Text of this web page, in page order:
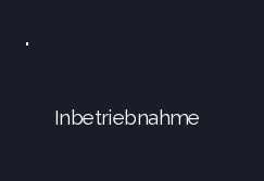
Inbetriebnahme